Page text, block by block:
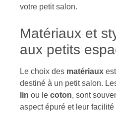
votre petit salon.
Matériaux et
aux petits
Le choix des matériaux
destiné à un petit salon.
lin ou le coton, sont
aspect épuré et leur facilité